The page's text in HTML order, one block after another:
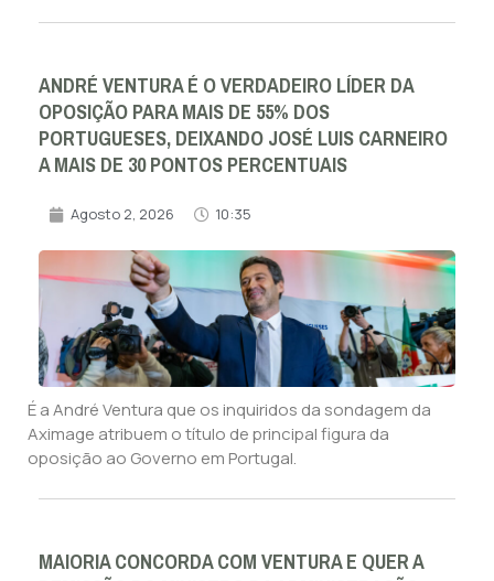
ANDRÉ VENTURA É O VERDADEIRO LÍDER DA
OPOSIÇÃO PARA MAIS DE 55% DOS
PORTUGUESES, DEIXANDO JOSÉ LUIS CARNEIRO
A MAIS DE 30 PONTOS PERCENTUAIS
Agosto 2, 2026 10:35
É a André Ventura que os inquiridos da sondagem da
Aximage atribuem o título de principal figura da
oposição ao Governo em Portugal.
MAIORIA CONCORDA COM VENTURA E QUER A